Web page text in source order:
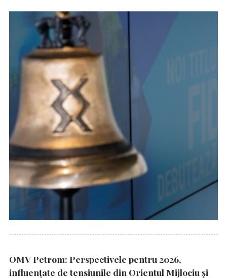
OMV Petrom: Perspectivele pentru 2026,
influențate de tensiunile din Orientul Mijlociu și